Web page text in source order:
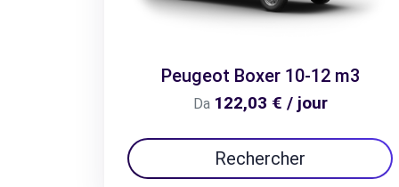
Peugeot Boxer 10-12 m3
Da 122,03 € / jour
Rechercher